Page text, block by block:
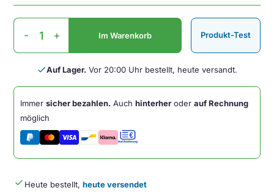
Handshoemouse
BRT
LC
Medium
- + Im Warenkorb Produkt-Test
doneAuf Lager. Vor 20:00 Uhr bestellt, heute versandt.
Immersicher bezahlen. Auchhinterher oderauf Rechnung
möglich
done Heute bestellt,heute versendet